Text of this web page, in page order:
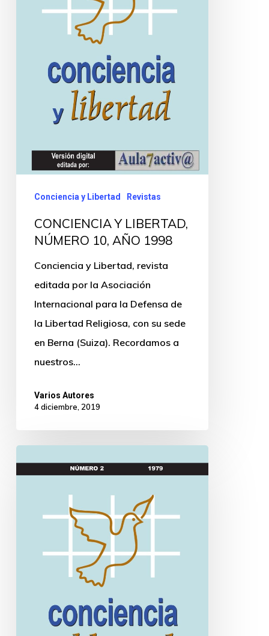
Conciencia y Libertad Revistas
CONCIENCIA Y LIBERTAD,
NÚMERO 10, AÑO 1998
Conciencia y Libertad, revista
editada por la Asociación
Internacional para la Defensa de
la Libertad Religiosa, con su sede
en Berna (Suiza). Recordamos a
nuestros…
Varios Autores
4 diciembre, 2019